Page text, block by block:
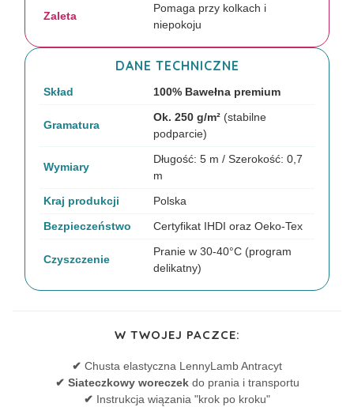
Zaleta
Pomaga przy kolkach i
niepokoju
DANE TECHNICZNE
Skład 100% Bawełna premium
Gramatura
Ok. 250 g/m² (stabilne
podparcie)
Wymiary
Długość: 5 m / Szerokość: 0,7
m
Kraj produkcji
Polska
Bezpieczeństwo
Certyfikat IHDI oraz Oeko-Tex
Czyszczenie
Pranie w 30-40°C (program
delikatny)
W TWOJEJ PACZCE:
✔ Chusta elastyczna LennyLamb Antracyt
✔ Siateczkowy woreczekdo prania i transportu
✔ Instrukcja wiązania "krok po kroku"